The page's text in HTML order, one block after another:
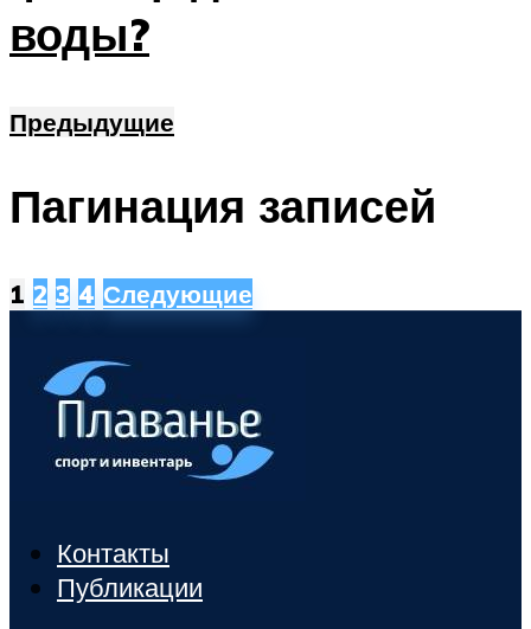
воды?
Предыдущие
Пагинация записей
1 2 3 4 Следующие
Контакты
Публикации